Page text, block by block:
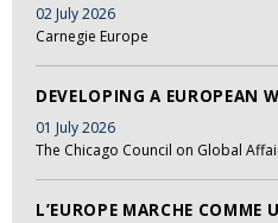
02 July 2026
Carnegie Europe
DEVELOPING A EUROPEAN
01 July 2026
The Chicago Council on Global
L’EUROPE MARCHE COMME